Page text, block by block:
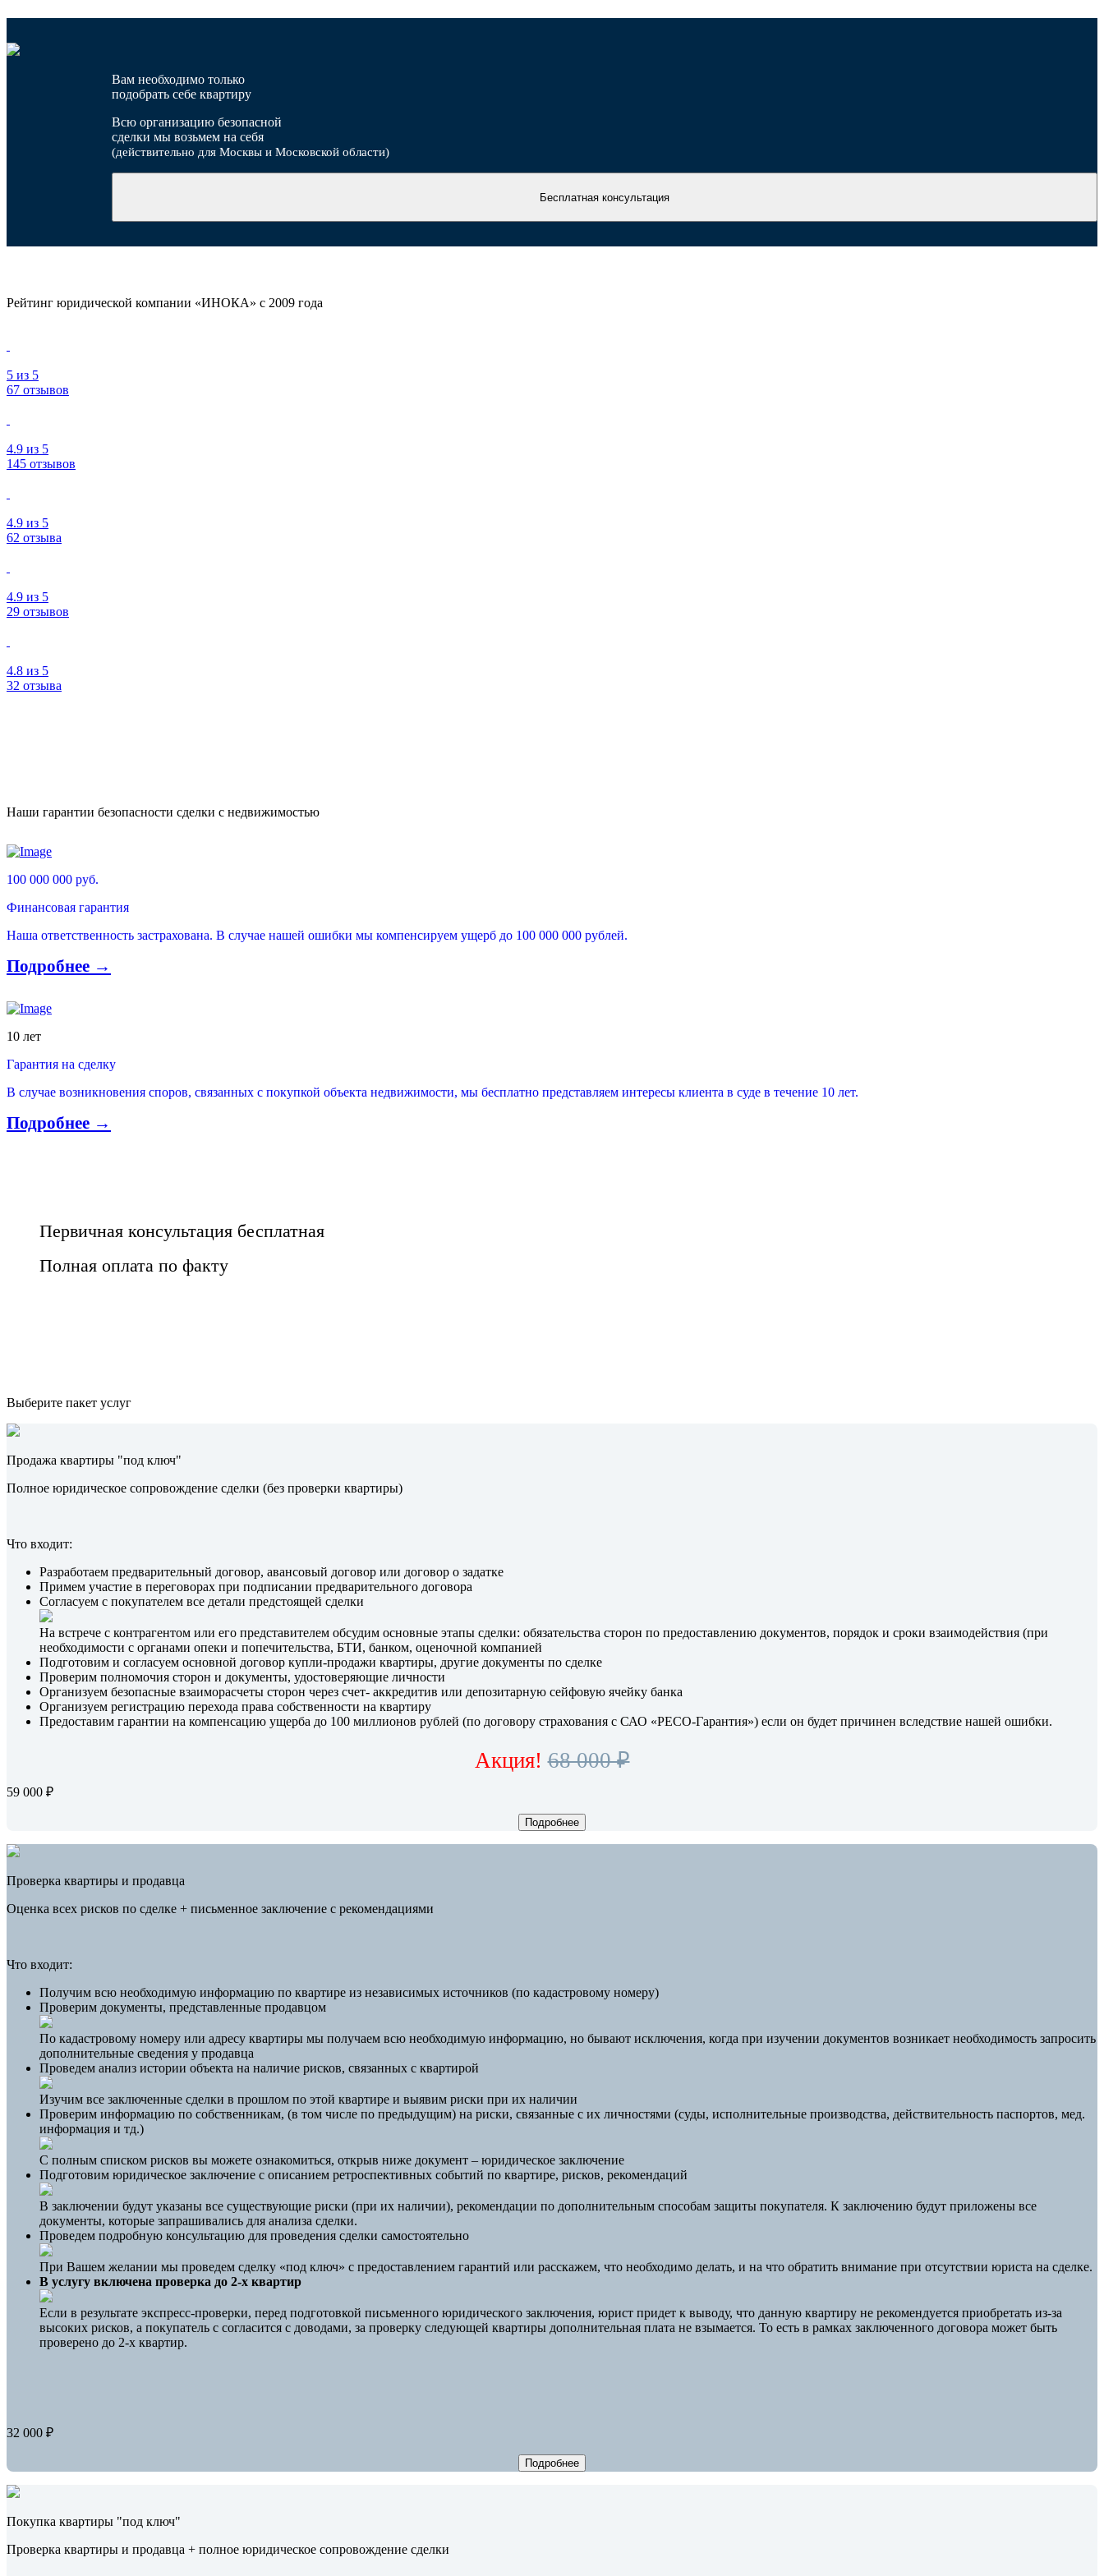
Вам необходимо только
подобрать себе квартиру
Всю организацию безопасной
сделки мы возьмем на себя
(действительно для Москвы и Московской области)
Бесплатная консультация
Рейтинг юридической компании «ИНОКА» с 2009 года
5 из 5
67 отзывов
4.9 из 5
145 отзывов
4.9 из 5
62 отзыва
4.9 из 5
29 отзывов
4.8 из 5
32 отзыва
Наши гарантии безопасности сделки с недвижимостью
100 000 000 руб.
Финансовая гарантия
Наша ответственность застрахована. В случае нашей ошибки мы компенсируем ущерб до 100 000 000 рублей.
Подробнее →
10 лет
Гарантия на сделку
В случае возникновения споров, связанных с покупкой объекта недвижимости, мы бесплатно представляем интересы клиента в суде в течение 10 лет.
Подробнее →
Первичная консультация бесплатная
Полная оплата по факту
Выберите пакет услуг
Продажа квартиры "под ключ"
Полное юридическое сопровождение сделки (без проверки квартиры)
Что входит:
Разработаем предварительный договор, авансовый договор или договор о задатке
Примем участие в переговорах при подписании предварительного договора
Согласуем c покупателем все детали предстоящей сделки
На встрече с контрагентом или его представителем обсудим основные этапы сделки: обязательства сторон по предоставлению документов, порядок и сроки взаимодействия (при
необходимости с органами опеки и попечительства, БТИ, банком, оценочной компанией
Подготовим и согласуем основной договор купли-продажи квартиры, другие документы по сделке
Проверим полномочия сторон и документы, удостоверяющие личности
Организуем безопасные взаиморасчеты сторон через счет- аккредитив или депозитарную сейфовую ячейку банка
Организуем регистрацию перехода права собственности на квартиру
Предоставим гарантии на компенсацию ущерба до 100 миллионов рублей (по договору страхования с САО «РЕСО-Гарантия») если он будет причинен вследствие нашей ошибки.
Акция!68 000 ₽
59 000 ₽
Подробнее
Проверка квартиры и продавца
Оценка всех рисков по сделке + письменное заключение с рекомендациями
Что входит:
Получим всю необходимую информацию по квартире из независимых источников (по кадастровому номеру)
Проверим документы, представленные продавцом
По кадастровому номеру или адресу квартиры мы получаем всю необходимую информацию, но бывают исключения, когда при изучении документов возникает необходимость запросить
дополнительные сведения у продавца
Проведем анализ истории объекта на наличие рисков, связанных с квартирой
Изучим все заключенные сделки в прошлом по этой квартире и выявим риски при их наличии
Проверим информацию по собственникам, (в том числе по предыдущим) на риски, связанные с их личностями (суды, исполнительные производства, действительность паспортов, мед.
информация и тд.)
С полным списком рисков вы можете ознакомиться, открыв ниже документ – юридическое заключение
Подготовим юридическое заключение с описанием ретроспективных событий по квартире, рисков, рекомендаций
В заключении будут указаны все существующие риски (при их наличии), рекомендации по дополнительным способам защиты покупателя. К заключению будут приложены все
документы, которые запрашивались для анализа сделки.
Проведем подробную консультацию для проведения сделки самостоятельно
При Вашем желании мы проведем сделку «под ключ» с предоставлением гарантий или расскажем, что необходимо делать, и на что обратить внимание при отсутствии юриста на сделке.
В услугу включена проверка до 2-х квартир
Если в результате экспресс-проверки, перед подготовкой письменного юридического заключения, юрист придет к выводу, что данную квартиру не рекомендуется приобретать из-за
высоких рисков, а покупатель с согласится с доводами, за проверку следующей квартиры дополнительная плата не взымается. То есть в рамках заключенного договора может быть
проверено до 2-х квартир.
32 000 ₽
Подробнее
Покупка квартиры "под ключ"
Проверка квартиры и продавца + полное юридическое сопровождение сделки